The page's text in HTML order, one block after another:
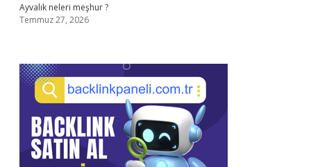
Ayvalık neleri meşhur ?
Temmuz 27, 2026